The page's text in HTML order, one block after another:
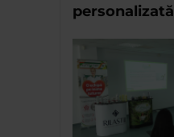
personalizată